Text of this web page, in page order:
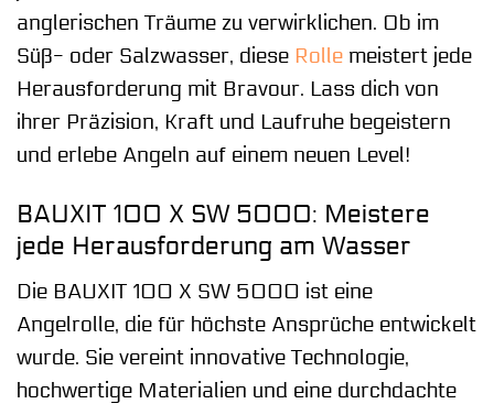
anglerischen Träume zu verwirklichen. Ob im
Süß- oder Salzwasser, diese Rolle meistert jede
Herausforderung mit Bravour. Lass dich von
ihrer Präzision, Kraft und Laufruhe begeistern
und erlebe Angeln auf einem neuen Level!
BAUXIT 100 X SW 5000: Meistere
jede Herausforderung am Wasser
Die BAUXIT 100 X SW 5000 ist eine
Angelrolle, die für höchste Ansprüche entwickelt
wurde. Sie vereint innovative Technologie,
hochwertige Materialien und eine durchdachte